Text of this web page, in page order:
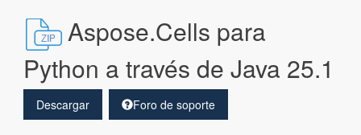
Aspose.Cells para
Python a través de Java 25.1
Descargar Foro de soporte